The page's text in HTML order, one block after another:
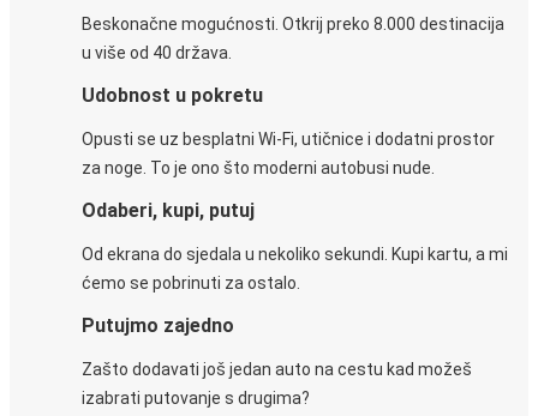
Beskonačne mogućnosti. Otkrij preko 8.000 destinacija
u više od 40 država.
Udobnost u pokretu
Opusti se uz besplatni Wi-Fi, utičnice i dodatni prostor
za noge. To je ono što moderni autobusi nude.
Odaberi, kupi, putuj
Od ekrana do sjedala u nekoliko sekundi. Kupi kartu, a mi
ćemo se pobrinuti za ostalo.
Putujmo zajedno
Zašto dodavati još jedan auto na cestu kad možeš
izabrati putovanje s drugima?